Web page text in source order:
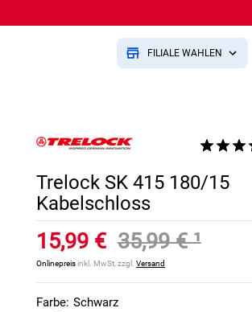
FILIALE WÄHLEN
Trelock SK 415 180/15
Kabelschloss
15,99 € 35,99 €¹
Onlinepreisinkl. MwSt, zzgl.Versand
Farbe: Schwarz